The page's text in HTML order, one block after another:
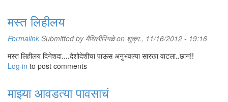
मस्त लिहीलय
Permalink Submitted by मैथिलीपिंगळेon शुक्र., 11/16/2012 - 19:16
मस्त लिहीलय दिनेशदा....देशोदेशीचा पाऊस अनुभवल्या सारखा वाटला..छान!!
Log in to post comments
माझ्या आवडत्या पावसाचं